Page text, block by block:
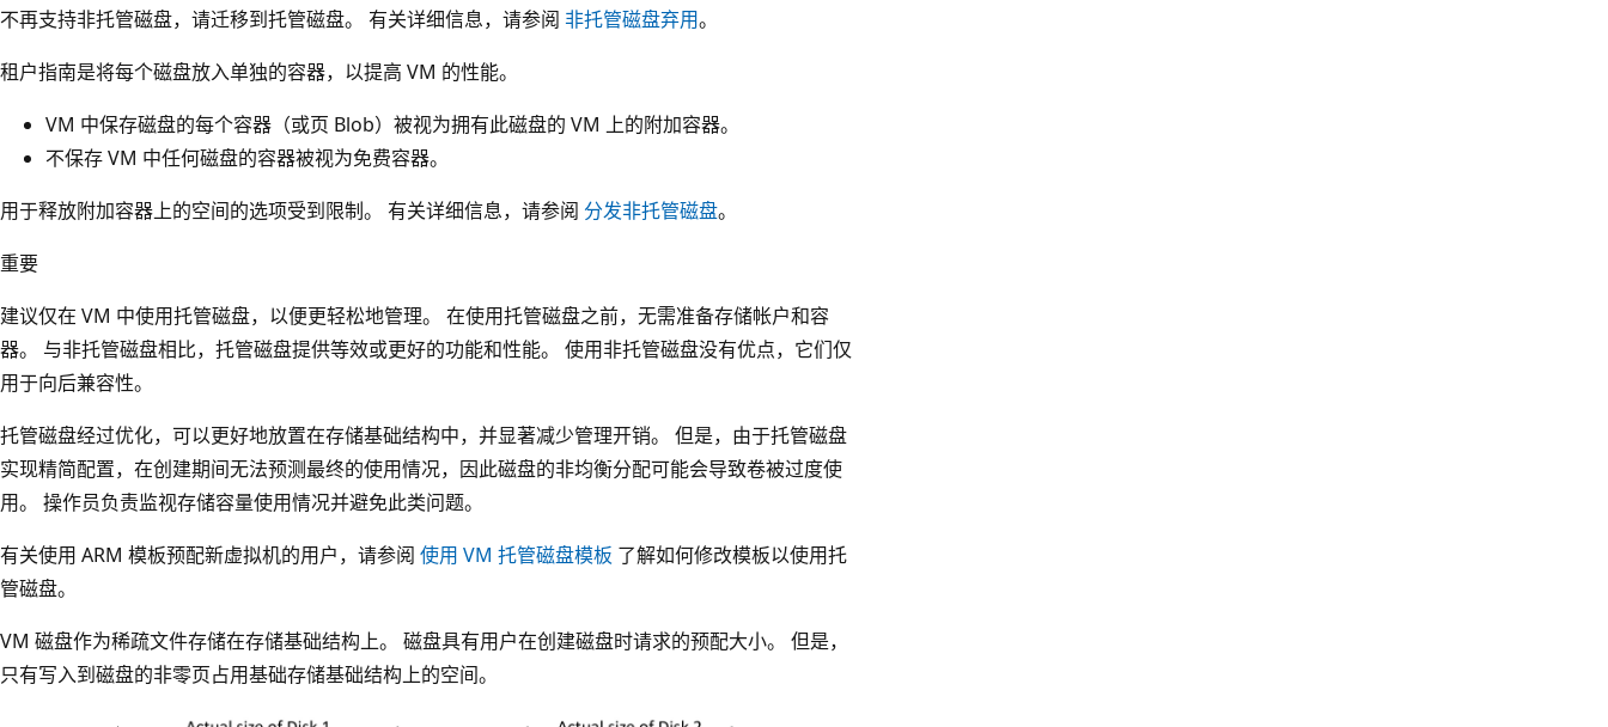
不再支持非托管磁盘，请迁移到托管磁盘。 有关详细信息，请参阅 非托管磁盘弃用。
租户指南是将每个磁盘放入单独的容器，以提高 VM 的性能。
VM 中保存磁盘的每个容器（或页 Blob）被视为拥有此磁盘的 VM 上的附加容器。
不保存 VM 中任何磁盘的容器被视为免费容器。
用于释放附加容器上的空间的选项受到限制。 有关详细信息，请参阅 分发非托管磁盘。
重要
建议仅在 VM 中使用托管磁盘，以便更轻松地管理。 在使用托管磁盘之前，无需准备存储帐户和容
器。 与非托管磁盘相比，托管磁盘提供等效或更好的功能和性能。 使用非托管磁盘没有优点，它们仅
用于向后兼容性。
托管磁盘经过优化，可以更好地放置在存储基础结构中，并显著减少管理开销。 但是，由于托管磁盘
实现精简配置，在创建期间无法预测最终的使用情况，因此磁盘的非均衡分配可能会导致卷被过度使
用。 操作员负责监视存储容量使用情况并避免此类问题。
有关使用 ARM 模板预配新虚拟机的用户，请参阅 使用 VM 托管磁盘模板 了解如何修改模板以使用托
管磁盘。
VM 磁盘作为稀疏文件存储在存储基础结构上。 磁盘具有用户在创建磁盘时请求的预配大小。 但是，
只有写入到磁盘的非零页占用基础存储基础结构上的空间。